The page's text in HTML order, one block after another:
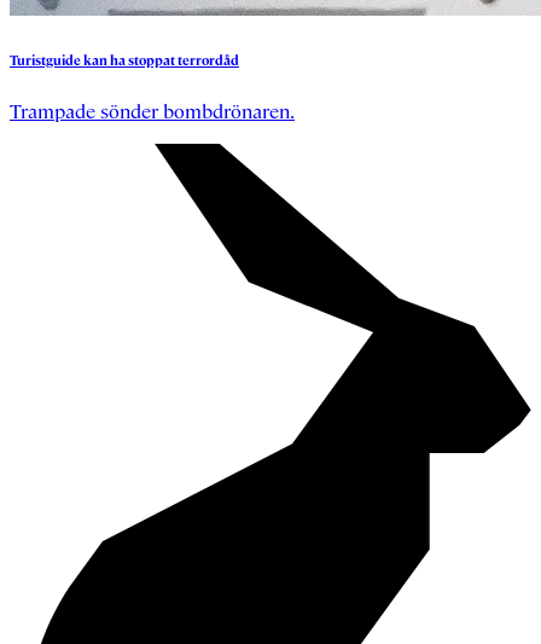
Turistguidekanhastoppatterrordåd
Trampade sönder bombdrönaren.